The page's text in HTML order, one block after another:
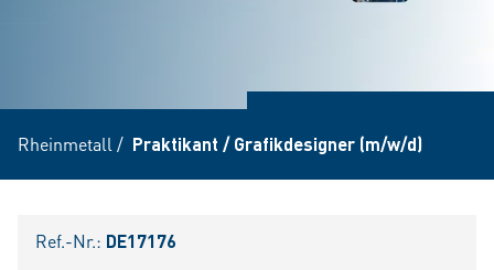
Rheinmetall / Praktikant / Grafikdesigner (m/w/d)
Ref.-Nr.: DE17176